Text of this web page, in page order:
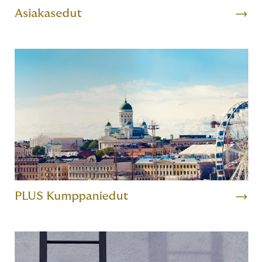
Asiakasedut
PLUS Kumppaniedut